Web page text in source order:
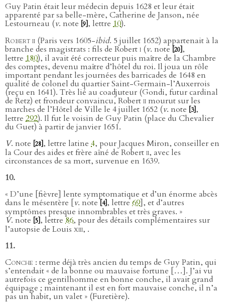
Guy Patin était leur médecin depuis 1628 et leur était
apparenté par sa belle-mère, Catherine de Janson, née
Lestourneau (v. note [9] , lettre 10).
Robert ii (Paris vers 1605-ibid. 5 juillet 1652) appartenait à la
branche des magistrats : fils de Roberti (v. note [20] ,
lettre 180), il avait été correcteur puis maître de la Chambre
des comptes, devenu maître d’hôtel du roi. Il joua un rôle
important pendant les journées des barricades de 1648 en
qualité de colonel du quartier Saint-Germain-l’Auxerrois
(reçu en 1641). Très lié au coadjuteur (Gondi, futur cardinal
de Retz) et frondeur convaincu, Robertiimourut sur les
marches de l’Hôtel de Ville le 4 juillet 1652 (v. note [3] ,
lettre 292). Il fut le voisin de Guy Patin (place du Chevalier
du Guet) à partir de janvier 1651.
V. note [28] , lettre latine 4, pour Jacques Miron, conseiller en
la Cour des aides et frère aîné de Robertii, avec les
circonstances de sa mort, survenue en 1639.
10.
« D’une [fièvre] lente symptomatique et d’un énorme abcès
dans le mésentère [v. note [4] , lettre69], et d’autres
symptômes presque innombrables et très graves. »
V. note [5] , lettre86, pour des détails complémentaires sur
l’autopsie de Louis xiii, .
11.
Conche : terme déjà très ancien du temps de Guy Patin, qui
s’entendait « de la bonne ou mauvaise fortune […]. J’ai vu
autrefois ce gentilhomme en bonne conche, il avait grand
équipage ; maintenant il est en fort mauvaise conche, il n’a
pas un habit, un valet » (Furetière).